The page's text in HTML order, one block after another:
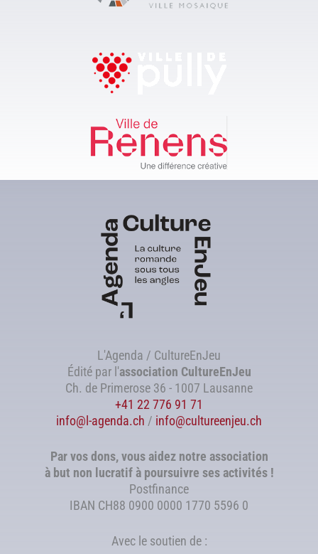
L'Agenda / CultureEnJeu
Édité par l'association CultureEnJeu
Ch. de Primerose 36 - 1007 Lausanne
+41 22 776 91 71
info@l-agenda.ch / info@cultureenjeu.ch
Par vos dons, vous aidez notre association
à but non lucratif à poursuivre ses activités !
Postfinance
IBAN CH88 0900 0000 1770 5596 0
Avec le soutien de :